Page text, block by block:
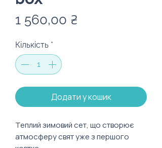
1 560,00 ₴
Кількість *
Додати у кошик
Теплий зимовий сет, що створює
атмосферу свят уже з першого